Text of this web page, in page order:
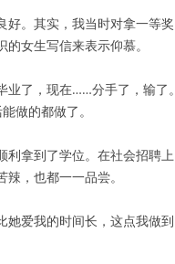
好。其实，我当时对拿一等奖
女生写信来表示仰慕。
业了，现在……分手了，输了。
做的都做了。
利拿到了学位。在社会招聘上
，也都一一品尝。
她爱我的时间长，这点我做到